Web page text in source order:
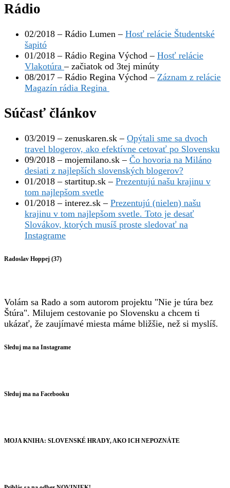
Rádio
02/2018 – Rádio Lumen – Hosť relácie Študentské
šapitó
01/2018 – Rádio Regina Východ – Hosť relácie
Vlakotúra– začiatok od 3tej minúty
08/2017 – Rádio Regina Východ – Záznam z relácie
Magazín rádia Regina
Súčasť článkov
03/2019 – zenuskaren.sk – Opýtali sme sa dvoch
travel blogerov, ako efektívne cetovať po Slovensku
09/2018 – mojemilano.sk – Čo hovoria na Miláno
desiati z najlepších slovenských blogerov?
01/2018 – startitup.sk – Prezentujú našu krajinu v
tom najlepšom svetle
01/2018 – interez.sk – Prezentujú (nielen) našu
krajinu v tom najlepšom svetle. Toto je desať
Slovákov, ktorých musíš proste sledovať na
Instagrame
Radoslav Hoppej (37)
Volám sa Rado a som autorom projektu "Nie je túra bez
Štúra". Milujem cestovanie po Slovensku a chcem ti
ukázať, že zaujímavé miesta máme bližšie, než si myslíš.
Sleduj ma na Instagrame
Sleduj ma na Facebooku
MOJA KNIHA: SLOVENSKÉ HRADY, AKO ICH NEPOZNÁTE